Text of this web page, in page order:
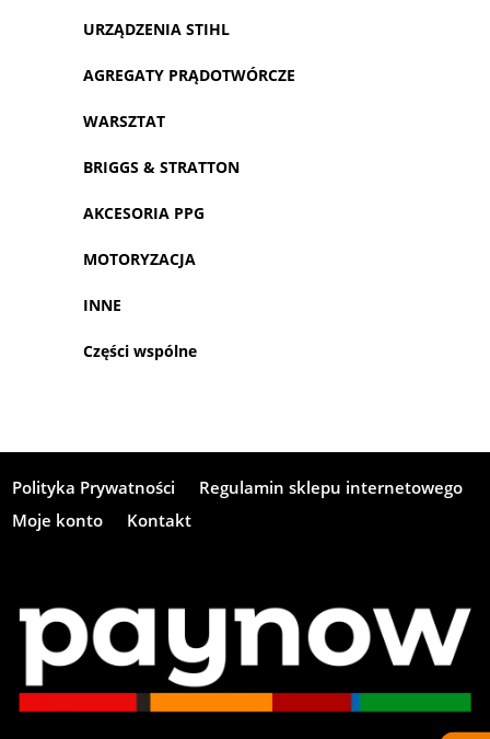
URZĄDZENIA STIHL
AGREGATY PRĄDOTWÓRCZE
WARSZTAT
BRIGGS & STRATTON
AKCESORIA PPG
MOTORYZACJA
INNE
Części wspólne
Polityka Prywatności
Regulamin sklepu internetowego
Moje konto
Kontakt